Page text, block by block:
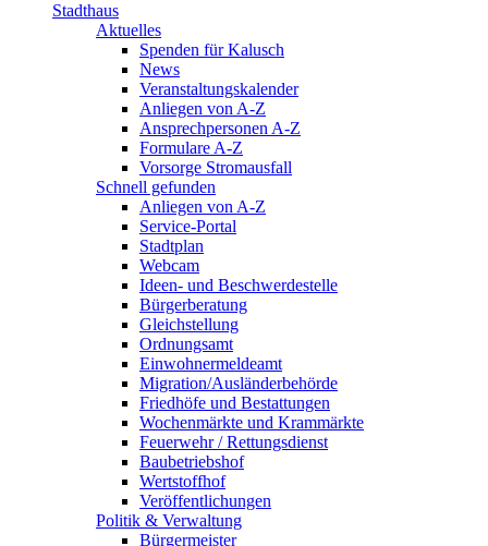
Stadthaus
Aktuelles
Spenden für Kalusch
News
Veranstaltungskalender
Anliegen von A-Z
Ansprechpersonen A-Z
Formulare A-Z
Vorsorge Stromausfall
Schnell gefunden
Anliegen von A-Z
Service-Portal
Stadtplan
Webcam
Ideen- und Beschwerdestelle
Bürgerberatung
Gleichstellung
Ordnungsamt
Einwohnermeldeamt
Migration/Ausländerbehörde
Friedhöfe und Bestattungen
Wochenmärkte und Krammärkte
Feuerwehr / Rettungsdienst
Baubetriebshof
Wertstoffhof
Veröffentlichungen
Politik & Verwaltung
Bürgermeister